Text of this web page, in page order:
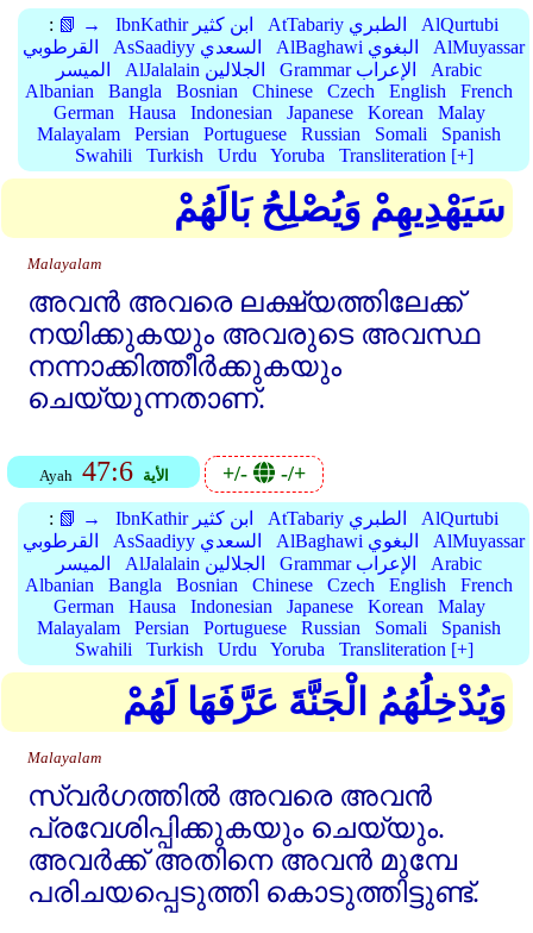
: 📗 → IbnKathir ابن كثير AtTabariy الطبري
AlQurtubi
القرطوبي
AsSaadiyy السعدي AlBaghawi البغوي
AlMuyassar
الميسر
AlJalalain الجلالين Grammar الإعراب
Arabic
Albanian
Bangla Bosnian Chinese Czech English
French
German
Hausa Indonesian Japanese Korean
Malay
Malayalam
Persian Portuguese Russian Somali
Spanish
Swahili
Turkish Urdu Yoruba Transliteration [+]
سَيَهْدِيهِمْ وَيُصْلِحُ بَالَهُمْ
Malayalam
അവന്‍ അവരെ ലക്ഷ്യത്തിലേക്ക്‌
നയിക്കുകയും അവരുടെ അവസ്ഥ
നന്നാക്കിത്തീര്‍ക്കുകയും
ചെയ്യുന്നതാണ്‌.
Ayah 47:6 الأية +/- -/+
: 📗 → IbnKathir ابن كثير AtTabariy الطبري
AlQurtubi
القرطوبي
AsSaadiyy السعدي AlBaghawi البغوي
AlMuyassar
الميسر
AlJalalain الجلالين Grammar الإعراب
Arabic
Albanian
Bangla Bosnian Chinese Czech English
French
German
Hausa Indonesian Japanese Korean
Malay
Malayalam
Persian Portuguese Russian Somali
Spanish
Swahili
Turkish Urdu Yoruba Transliteration [+]
وَيُدْخِلُهُمُ الْجَنَّةَ عَرَّفَهَا لَهُمْ
Malayalam
സ്വര്‍ഗത്തില്‍ അവരെ അവന്‍
പ്രവേശിപ്പിക്കുകയും ചെയ്യും.
അവര്‍ക്ക്‌ അതിനെ അവന്‍ മുമ്പേ
പരിചയപ്പെടുത്തി കൊടുത്തിട്ടുണ്ട്‌.